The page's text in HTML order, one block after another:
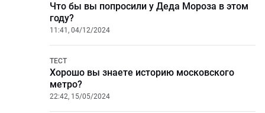
Что бы вы попросили у Деда Мороза в этом
году?
11:41, 04/12/2024
ТЕСТ
Хорошо вы знаете историю московского
метро?
22:42, 15/05/2024